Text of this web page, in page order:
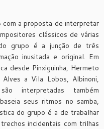
com a proposta de interpretar
clássicos de várias
grupo é a junção de três
inusitada e original. Em
desde Pinxiguinha, Hermeto
a Vila Lobos, Albinoni,
interpretadas também
seus ritmos no samba,
do grupo é a de trabalhar
incidentais com trilhas